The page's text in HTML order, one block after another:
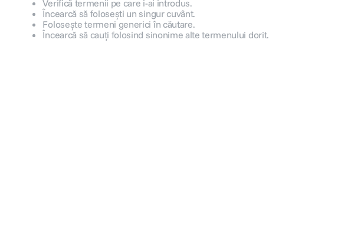
Verifică termenii pe care i-ai introdus.
Încearcă să folosești un singur cuvânt.
Folosește termeni generici în căutare.
Încearcă să cauți folosind sinonime alte termenului dorit.